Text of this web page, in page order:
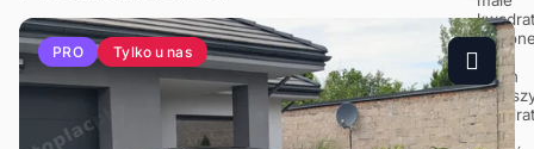
PRO Tylko u nas